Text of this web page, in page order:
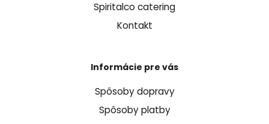
Spiritalco catering
Kontakt
Informácie pre vás
Spôsoby dopravy
Spôsoby platby